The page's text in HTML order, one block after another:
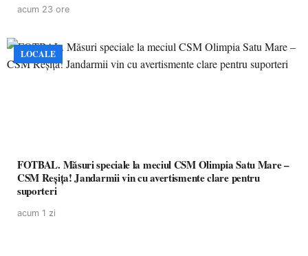
acum 23 ore
LOCALE
FOTBAL. Măsuri speciale la meciul CSM Olimpia Satu Mare –
CSM Reșița! Jandarmii vin cu avertismente clare pentru
suporteri
acum 1 zi